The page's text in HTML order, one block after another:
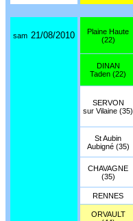
sam 21/08/2010
Plaine Haute
(22)
DINAN
Taden (22)
SERVON
sur Vilaine (35)
St Aubin
Aubigné (35)
CHAVAGNE
(35)
RENNES
ORVAULT